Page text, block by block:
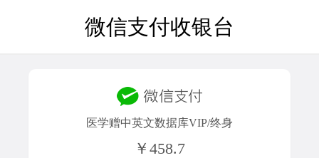
微信支付收银台
医学赠中英文数据库VIP/终身
￥458.7